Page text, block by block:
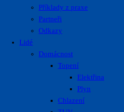
Příklady z praxe
Partneři
Odkazy
Lidé
Domácnost
Topení
Elektřina
Plyn
Chlazení